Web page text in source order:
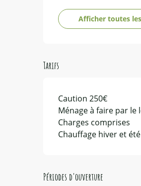
Afficher toutes
Tarifs
Caution 250€
Ménage à faire par
Charges comprises
Chauffage hiver et
Périodes d'ouverture